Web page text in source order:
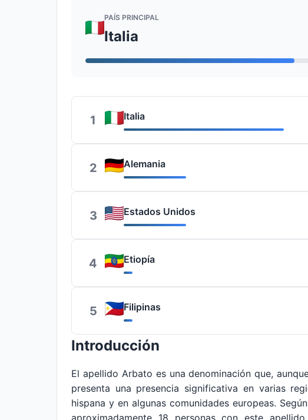
PAÍS PRINCIPAL
Italia
1 Italia
2 Alemania
3 Estados Unidos
4 Etiopía
5 Filipinas
Introducción
El apellido Arbato es una denominación que,
presenta una presencia significativa en varias
hispana y en algunas comunidades europeas.
aproximadamente 18 personas con este